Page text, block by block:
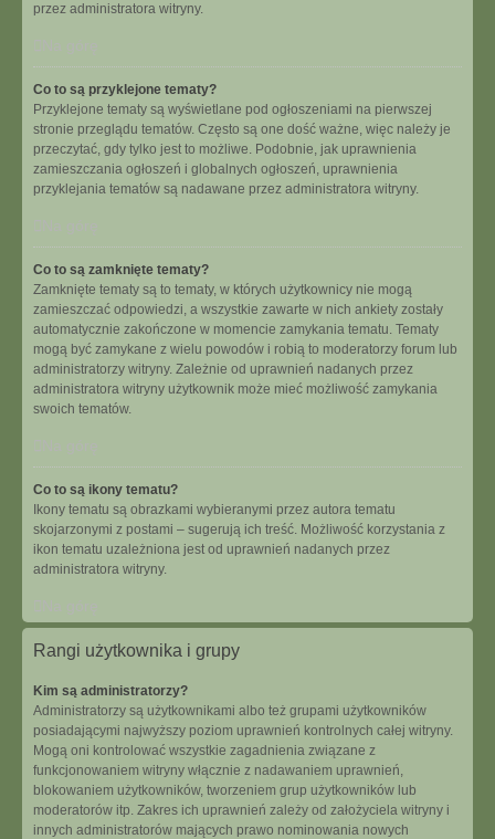
przez administratora witryny.
Co to są przyklejone tematy?
Przyklejone tematy są wyświetlane pod ogłoszeniami na pierwszej
stronie przeglądu tematów. Często są one dość ważne, więc należy je
przeczytać, gdy tylko jest to możliwe. Podobnie, jak uprawnienia
zamieszczania ogłoszeń i globalnych ogłoszeń, uprawnienia
przyklejania tematów są nadawane przez administratora witryny.
Co to są zamknięte tematy?
Zamknięte tematy są to tematy, w których użytkownicy nie mogą
zamieszczać odpowiedzi, a wszystkie zawarte w nich ankiety zostały
automatycznie zakończone w momencie zamykania tematu. Tematy
mogą być zamykane z wielu powodów i robią to moderatorzy forum lub
administratorzy witryny. Zależnie od uprawnień nadanych przez
administratora witryny użytkownik może mieć możliwość zamykania
swoich tematów.
Co to są ikony tematu?
Ikony tematu są obrazkami wybieranymi przez autora tematu
skojarzonymi z postami – sugerują ich treść. Możliwość korzystania z
ikon tematu uzależniona jest od uprawnień nadanych przez
administratora witryny.
Rangi użytkownika i grupy
Kim są administratorzy?
Administratorzy są użytkownikami albo też grupami użytkowników
posiadającymi najwyższy poziom uprawnień kontrolnych całej witryny.
Mogą oni kontrolować wszystkie zagadnienia związane z
funkcjonowaniem witryny włącznie z nadawaniem uprawnień,
blokowaniem użytkowników, tworzeniem grup użytkowników lub
moderatorów itp. Zakres ich uprawnień zależy od założyciela witryny i
innych administratorów mających prawo nominowania nowych